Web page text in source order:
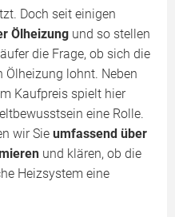
Doch seit einigen
Ölheizung und so stellen
die Frage, ob sich die
Ölheizung lohnt. Neben
Kaufpreis spielt hier
eine Rolle.
wir Sie umfassend über
und klären, ob die
Heizsystem eine